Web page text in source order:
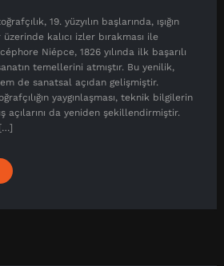
19. yüzyılın başlarında, ışığın
kalıcı izler bırakması ile
Niépce, 1826 yılında ilk başarılı
temellerini atmıştır. Bu yenilik,
de sanatsal açıdan gelişmiştir.
yaygınlaşması, teknik bilgilerin
açılarını da yeniden şekillendirmiştir.